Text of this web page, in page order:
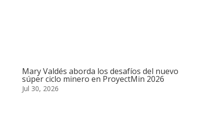
Mary Valdés aborda los desafíos del nuevo
súper ciclo minero en ProyectMin 2026
Jul 30, 2026